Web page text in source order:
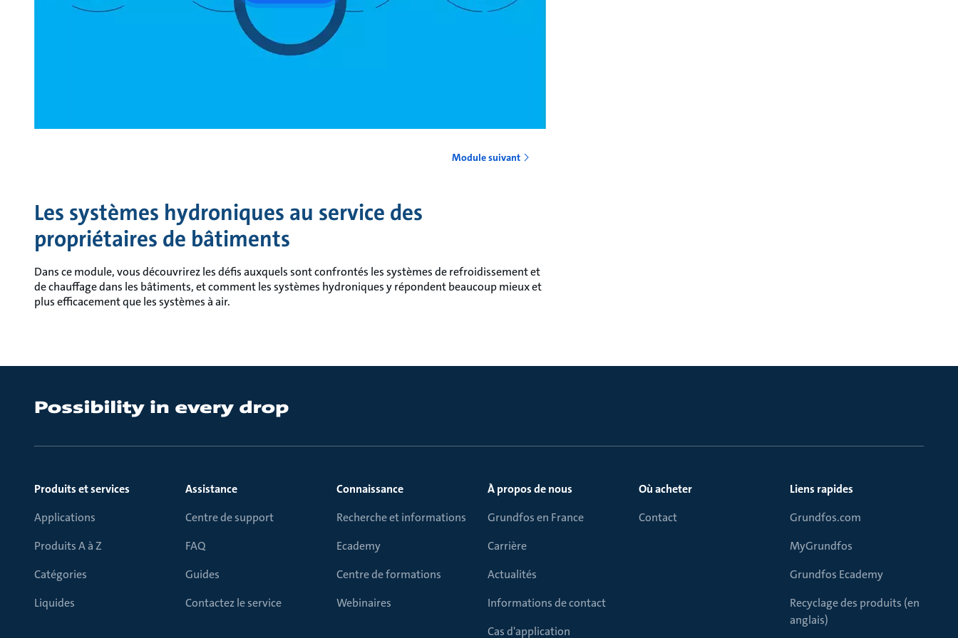
Module suivant
Les systèmes hydroniques au service des
propriétaires de bâtiments
Dans ce module, vous découvrirez les défis auxquels sont confrontés les systèmes de refroidissement et
de chauffage dans les bâtiments, et comment les systèmes hydroniques y répondent beaucoup mieux et
plus efficacement que les systèmes à air.
Produits et services
Applications
Produits A à Z
Catégories
Liquides
Assistance
Centre de support
FAQ
Guides
Contactez le service
Connaissance
Recherche et informations
Ecademy
Centre de formations
Webinaires
À propos de nous
Grundfos en France
Carrière
Actualités
Informations de contact
Cas d'application
Où acheter
Contact
Liens rapides
Grundfos.com
MyGrundfos
Grundfos Ecademy
Recyclage des produits (en
anglais)